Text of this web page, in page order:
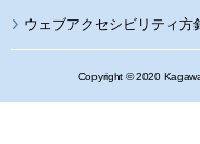
ウェブアクセシビリティ方
Copyright © 2020